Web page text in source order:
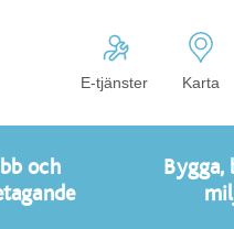
E-tjänster Karta
och
Bygga,